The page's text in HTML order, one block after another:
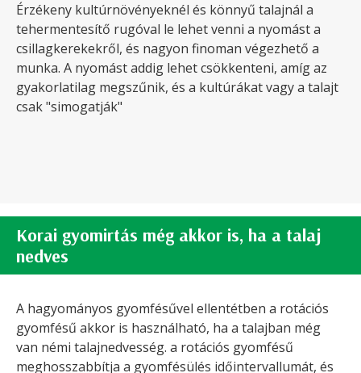
Érzékeny kultúrnövényeknél és könnyű talajnál a
tehermentesítő rugóval le lehet venni a nyomást a
csillagkerekekről, és nagyon finoman végezhető a
munka. A nyomást addig lehet csökkenteni, amíg az
gyakorlatilag megszűnik, és a kultúrákat vagy a talajt
csak "simogatják"
Korai gyomirtás még akkor is, ha a talaj
nedves
A hagyományos gyomfésűvel ellentétben a rotációs
gyomfésű akkor is használható, ha a talajban még
van némi talajnedvesség. a rotációs gyomfésű
meghosszabbítja a gyomfésülés időintervallumát, és